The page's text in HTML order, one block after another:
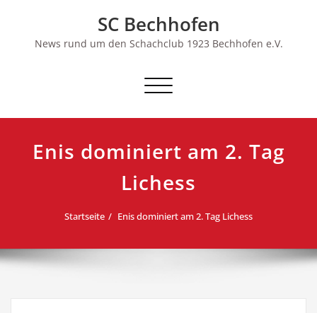
SC Bechhofen
News rund um den Schachclub 1923 Bechhofen e.V.
Schalte
Enis dominiert am 2. Tag
Lichess
Startseite Enis dominiert am 2. Tag Lichess